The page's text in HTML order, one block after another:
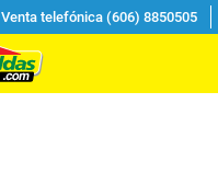
Venta telefónica (606) 8850505